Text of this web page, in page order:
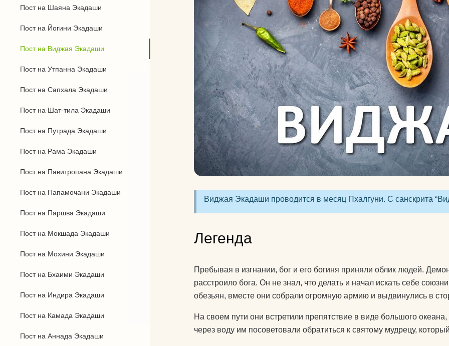
Виды йоги
Силовая йога
Календарь для Москвы
Календарь для
Новосибирска
Календарь для
Краснодара
Календарь для Великого
Новгорода
Календарь для Нижнего
Новгорода
Экадаши как правильно
Калининграда
йогой
Об экадашах
Почему после
хочется спать?
Круговое
асан.
Материал
йоги
Можно ли
йогой при
психику?
посоветуете
начинающим?
Как йога
Как
Виджая Экадаши проводится в месяц Пхалгуни. С санскрита
Легенда
Пребывая в изгнании, бог и его богиня приняли облик людей.
расстроило бога. Он не знал, что делать и начал искать себе
обезьян, вместе они собрали огромную армию и выдвинулись в
На своем пути они встретили препятствие в виде большого
через воду им посоветовали обратиться к святому мудрецу,
Пост на Шаяна Экадаши
Пост на Йогини Экадаши
Пост на Виджая Экадаши
Пост на Утпанна Экадаши
Пост на Сапхала Экадаши
Пост на Шат-тила Экадаши
Пост на Путрада Экадаши
Пост на Рама Экадаши
Пост на Павитропана Экадаши
Пост на Папамочани Экадаши
Пост на Паршва Экадаши
Пост на Мокшада Экадаши
Пост на Мохини Экадаши
Пост на Бхаими Экадаши
Пост на Индира Экадаши
Пост на Камада Экадаши
Пост на Аннада Экадаши